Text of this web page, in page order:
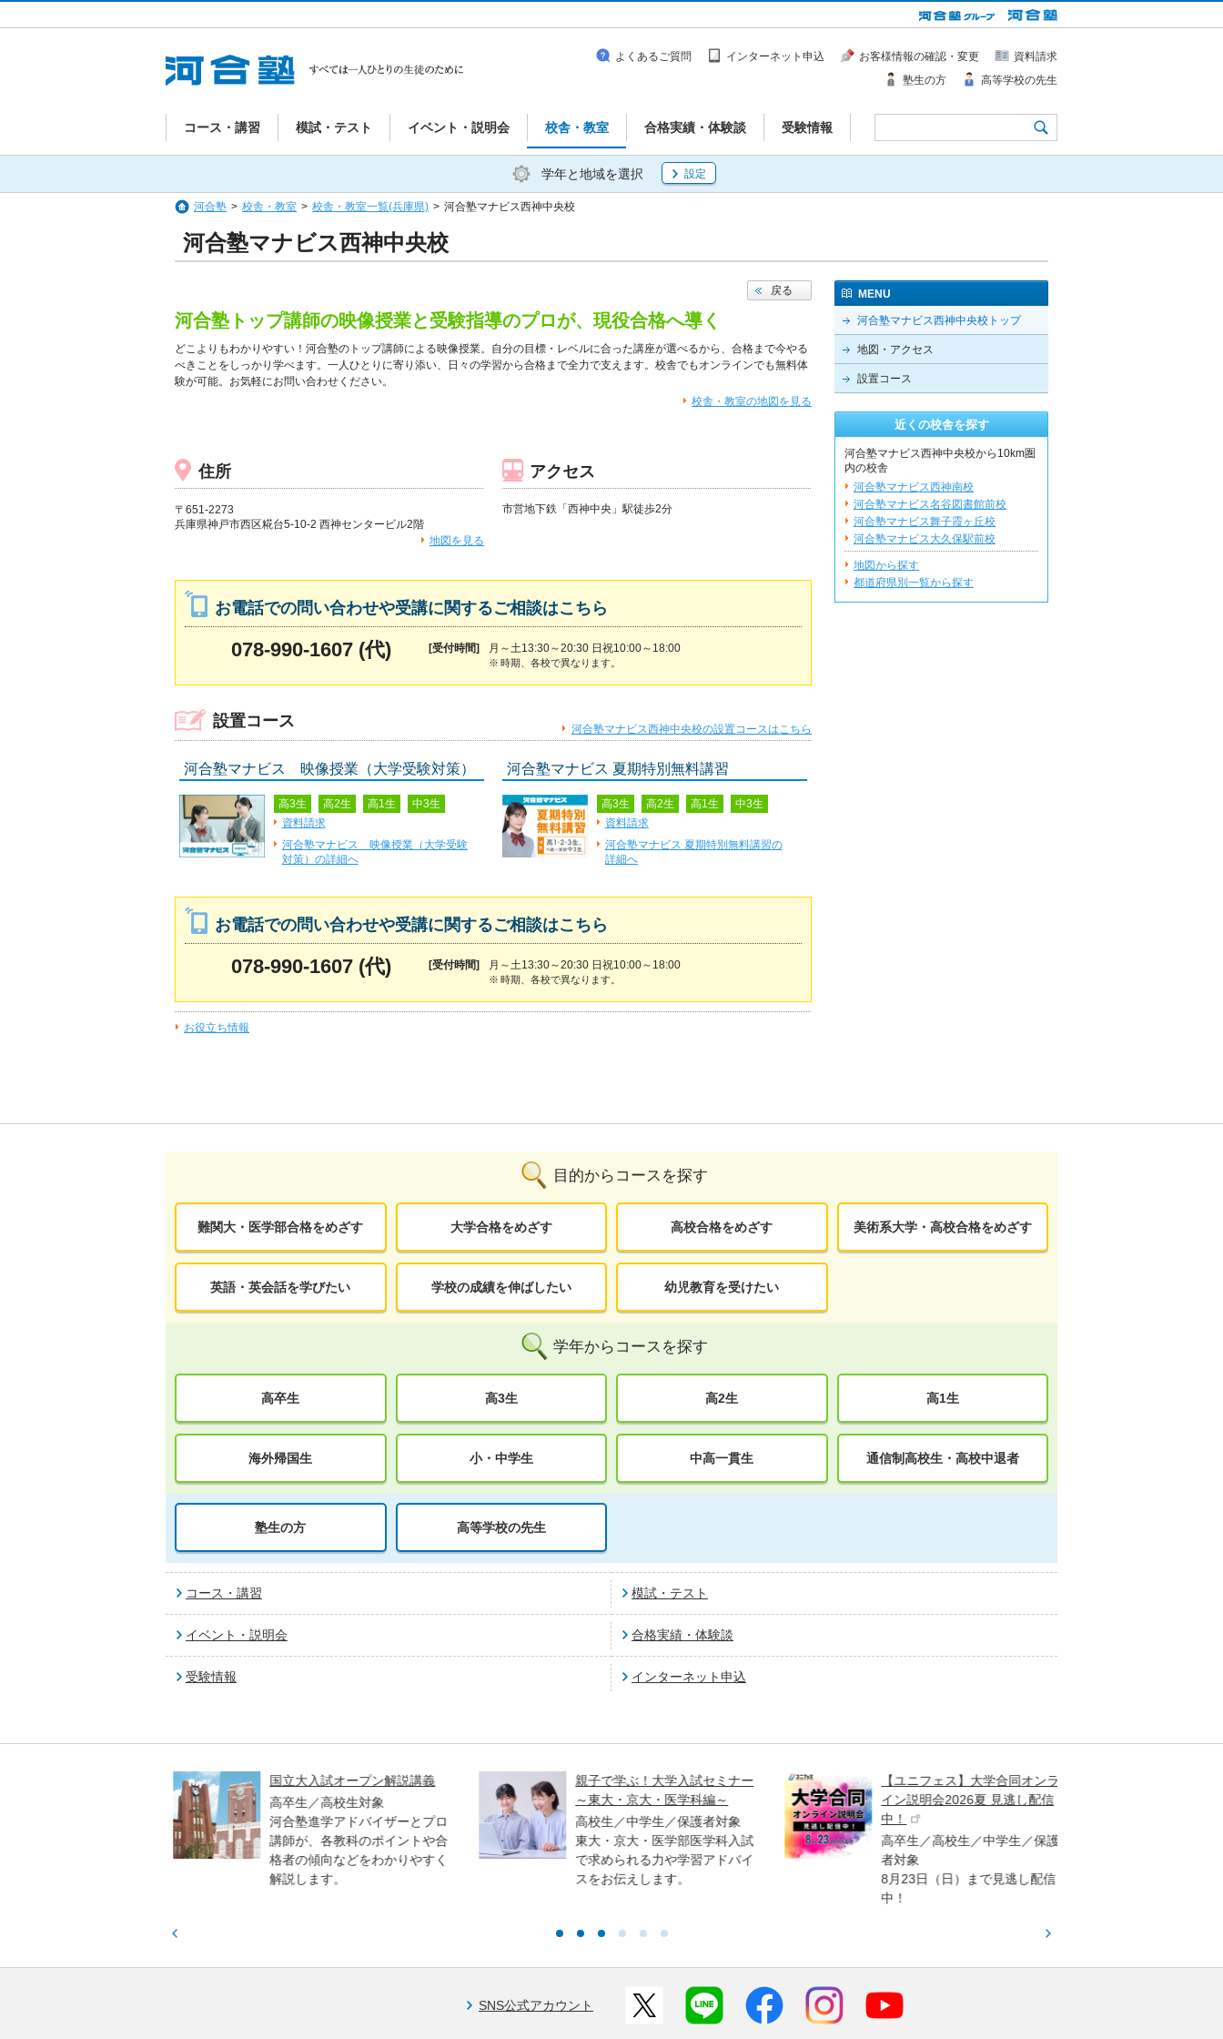
コース・講習 模試・テスト イベント・説明会 校舎・教室 合格実績・体験談 受験情報
よくあるご質問 インターネット申込 お客様情報の確認・変更
資料請求
塾生の方
高等学校の先生
学年と地域を選択 設定
河合塾 > 校舎・教室 > 校舎・教室一覧(兵庫県) > 河合塾マナビス西神中央校
河合塾マナビス西神中央校
戻る
河合塾トップ講師の映像授業と受験指導のプロが、現役合格へ導く
どこよりもわかりやすい！河合塾のトップ講師による映像授業。自分の目標・レベルに合った講座が選べるから、合格まで今やる
べきことをしっかり学べます。一人ひとりに寄り添い、日々の学習から合格まで全力で支えます。校舎でもオンラインでも無料体
験が可能。お気軽にお問い合わせください。
校舎・教室の地図を見る
住所
〒651-2273
兵庫県神戸市西区糀台5-10-2 西神センタービル2階
地図を見る
アクセス
市営地下鉄「西神中央」駅徒歩2分
お電話での問い合わせや受講に関するご相談はこちら
078-990-1607 (代) [受付時間] 月～土13:30～20:30 日祝10:00～18:00
※ 時期、各校で異なります。
設置コース 河合塾マナビス西神中央校の設置コースはこちら
河合塾マナビス 映像授業（大学受験対策）
高3生 高2生 高1生
中3生
資料請求
河合塾マナビス 映像授業（大学受験
対策）の詳細へ
河合塾マナビス 夏期特別無料講習
高3生 高2生 高1生
中3生
資料請求
河合塾マナビス 夏期特別無料講習の
詳細へ
お電話での問い合わせや受講に関するご相談はこちら
078-990-1607 (代) [受付時間] 月～土13:30～20:30 日祝10:00～18:00
※ 時期、各校で異なります。
お役立ち情報
MENU
河合塾マナビス西神中央校トップ
地図・アクセス
設置コース
近くの校舎を探す
河合塾マナビス西神中央校から10km圏
内の校舎
河合塾マナビス西神南校
河合塾マナビス名谷図書館前校
河合塾マナビス舞子霞ヶ丘校
河合塾マナビス大久保駅前校
地図から探す
都道府県別一覧から探す
目的からコースを探す
難関大・医学部合格をめざす 大学合格をめざす 高校合格をめざす 美術系大学・高校合格をめざす
英語・英会話を学びたい 学校の成績を伸ばしたい 幼児教育を受けたい
学年からコースを探す
高卒生 高3生 高2生 高1生
海外帰国生 小・中学生 中高一貫生 通信制高校生・高校中退者
塾生の方 高等学校の先生
コース・講習 模試・テスト
イベント・説明会 合格実績・体験談
受験情報 インターネット申込
国立大入試オープン解説講義
高卒生／高校生対象
河合塾進学アドバイザーとプロ
講師が、各教科のポイントや合
格者の傾向などをわかりやすく
解説します。
親子で学ぶ！大学入試セミナー
～東大・京大・医学科編～
高校生／中学生／保護者対象
東大・京大・医学部医学科入試
で求められる力や学習アドバイ
スをお伝えします。
【ユニフェス】大学合同オンラ
イン説明会2026夏 見逃し配信
中！
高卒生／高校生／中学生／保護
者対象
8月23日（日）まで見逃し配信
中！
SNS公式アカウント